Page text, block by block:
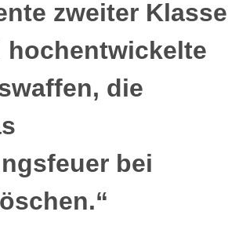
zweiter Klasse
hochentwickelte
die
bei